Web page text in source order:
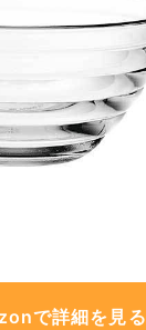
で詳細を見る